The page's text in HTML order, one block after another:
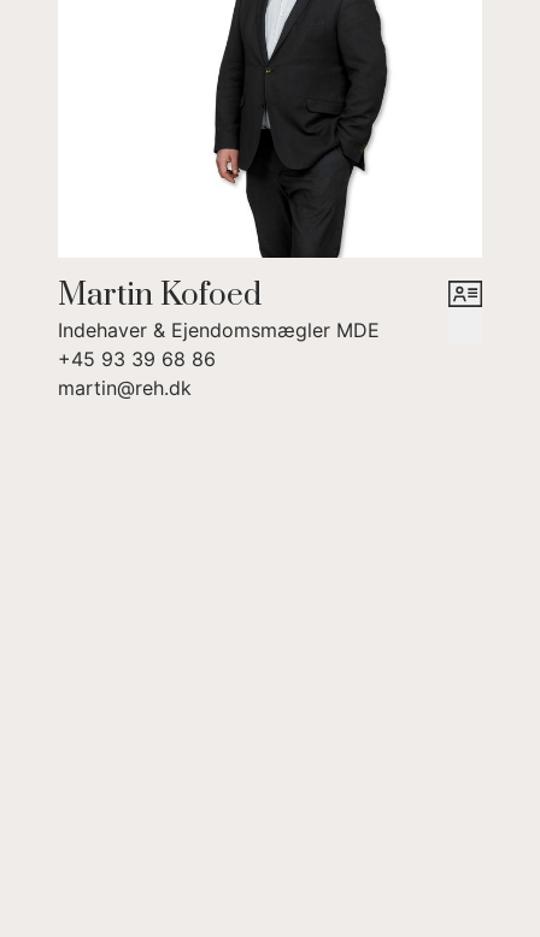
klippekyst og skønne sommerrestauranter lang Bornholms
Martin Kofoed
Indehaver & Ejendomsmægler MDE
+45 93 39 68 86
martin@reh.dk